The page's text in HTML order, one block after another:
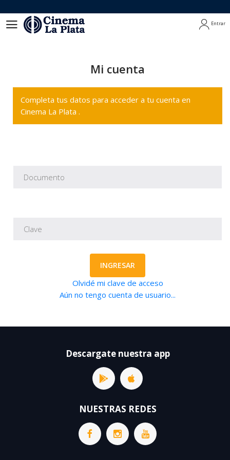
Entrar
Mi cuenta
Completa tus datos para acceder a tu cuenta en
Cinema La Plata .
INGRESAR
Olvidé mi clave de acceso
Aún no tengo cuenta de usuario...
Descargate nuestra app
NUESTRAS REDES